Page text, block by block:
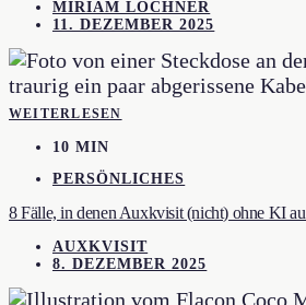
MIRIAM LOCHNER
11. DEZEMBER 2025
WEITERLESEN
10 MIN
PERSÖNLICHES
8 Fälle, in denen Auxkvisit (nicht) ohne KI
AUXKVISIT
8. DEZEMBER 2025